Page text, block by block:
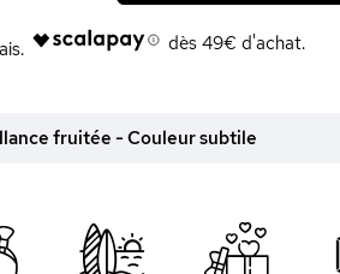
dès 49€ d'achat.
fruitée - Couleur subtile